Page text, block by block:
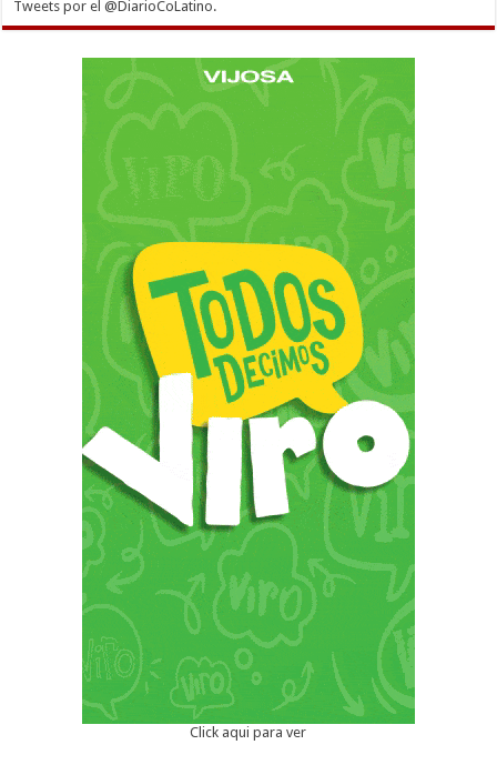
Tweets por el @DiarioCoLatino.
Click aqui para ver